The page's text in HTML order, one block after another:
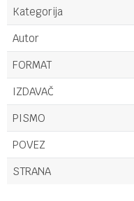
Kategorija
Autor
FORMAT
IZDAVAČ
PISMO
POVEZ
STRANA